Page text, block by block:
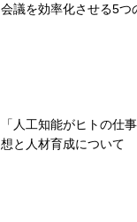
会議を効率化させる5つ
「人工知能がヒトの仕
想と人材育成について